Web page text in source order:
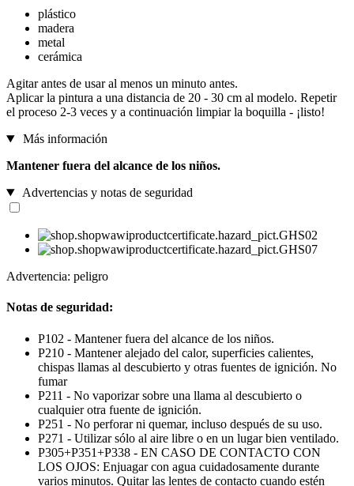
plástico
madera
metal
cerámica
Agitar antes de usar al menos un minuto antes.
Aplicar la pintura a una distancia de 20 - 30 cm al modelo. Repetir
el proceso 2-3 veces y a continuación limpiar la boquilla - ¡listo!
Más información
Mantener fuera del alcance de los niños.
Advertencias y notas de seguridad
Advertencia: peligro
Notas de seguridad:
P102 - Mantener fuera del alcance de los niños.
P210 - Mantener alejado del calor, superficies calientes,
chispas llamas al descubierto y otras fuentes de ignición. No
fumar
P211 - No vaporizar sobre una llama al descubierto o
cualquier otra fuente de ignición.
P251 - No perforar ni quemar, incluso después de su uso.
P271 - Utilizar sólo al aire libre o en un lugar bien ventilado.
P305+P351+P338 - EN CASO DE CONTACTO CON
LOS OJOS: Enjuagar con agua cuidadosamente durante
varios minutos. Quitar las lentes de contacto cuando estén